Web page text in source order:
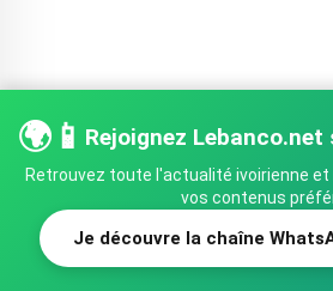
SHARE
🌍📱 Rejoignez Lebanco.net
Retrouvez toute l'actualité ivoirienne
vos contenus
Je découvre la chaîne